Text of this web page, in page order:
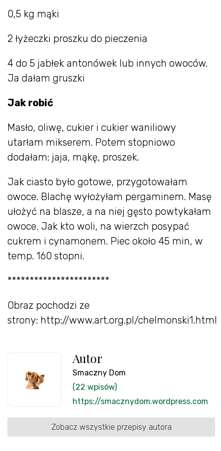
0,5 kg mąki
2 łyżeczki proszku do pieczenia
4 do 5 jabłek antonówek lub innych owoców.
Ja dałam gruszki
Jak robić
Masło, oliwę, cukier i cukier waniliowy
utarłam mikserem. Potem stopniowo
dodałam: jaja, mąkę, proszek.
Jak ciasto było gotowe, przygotowałam
owoce. Blachę wyłożyłam pergaminem. Masę
ułożyć na blasze, a na niej gęsto powtykałam
owoce. Jak kto woli, na wierzch posypać
cukrem i cynamonem. Piec około 45 min, w
temp. 160 stopni.
***********************
Obraz pochodzi ze
strony: http://www.art.org.pl/chelmonski1.html
Autor
Smaczny Dom
(22 wpisów)
https://smacznydom.wordpress.com
Zobacz wszystkie przepisy autora